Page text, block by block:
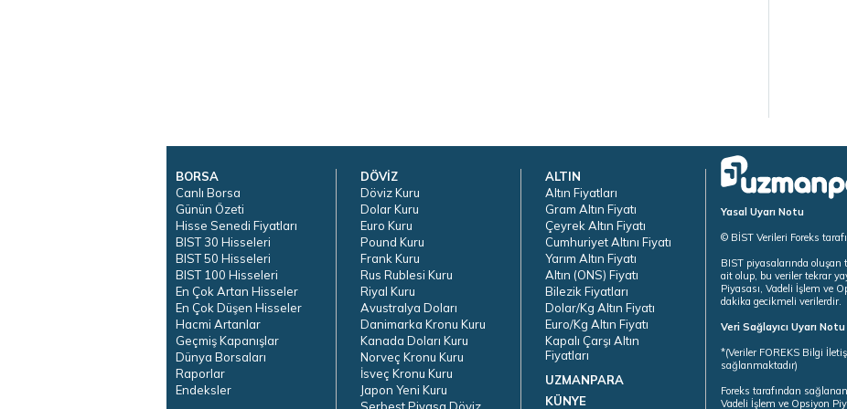
BORSA
Canlı Borsa
Günün Özeti
Hisse Senedi Fiyatları
BIST 30 Hisseleri
BIST 50 Hisseleri
BIST 100 Hisseleri
En Çok Artan Hisseler
En Çok Düşen Hisseler
Hacmi Artanlar
Geçmiş Kapanışlar
Dünya Borsaları
Raporlar
Endeksler
DÖVİZ
Döviz Kuru
Dolar Kuru
Euro Kuru
Pound Kuru
Frank Kuru
Rus Rublesi Kuru
Riyal Kuru
Avustralya Doları
Danimarka Kronu Kuru
Kanada Doları Kuru
Norveç Kronu Kuru
İsveç Kronu Kuru
Japon Yeni Kuru
Serbest Piyasa Döviz
ALTIN
Altın Fiyatları
Gram Altın Fiyatı
Çeyrek Altın Fiyatı
Cumhuriyet Altını Fiyatı
Yarım Altın Fiyatı
Altın (ONS) Fiyatı
Bilezik Fiyatları
Dolar/Kg Altın Fiyatı
Euro/Kg Altın Fiyatı
Kapalı Çarşı Altın
Fiyatları
UZMANPARA
KÜNYE
Yasal Uyarı Notu
© BİST Verileri Foreks
BIST piyasalarında
ait olup, bu veriler tekrar
Piyasası, Vadeli İşlem ve
dakika gecikmeli verilerdir.
Veri Sağlayıcı Uyarı Notu
*(Veriler FOREKS Bilgi
sağlanmaktadır)
Foreks tarafından
Vadeli İşlem ve Opsiyon